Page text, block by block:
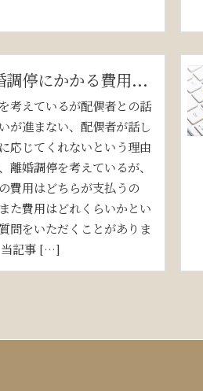
調停にかかる費用...
考えているが配偶者との話
が進まない、配偶者が話し
応じてくれないという理由
離婚調停を考えているが、
費用はどちらが支払うの
た費用はどれくらいかとい
問をいただくことがありま
当記事 […]